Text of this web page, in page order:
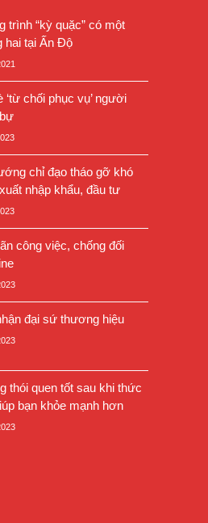
trình “kỳ quặc” có một
hai tại Ấn Độ
‘từ chối phục vụ’ người
chỉ đạo tháo gỡ khó
nhập khẩu, đầu tư
công việc, chống đối
đại sứ thương hiệu
thói quen tốt sau khi thức
bạn khỏe mạnh hơn